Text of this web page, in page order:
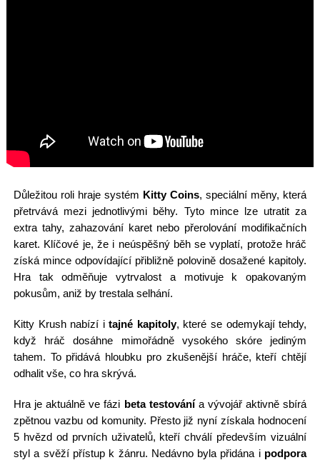
Důležitou roli hraje systém Kitty Coins, speciální měny, která
přetrvává mezi jednotlivými běhy. Tyto mince lze utratit za
extra tahy, zahazování karet nebo přerolování modifikačních
karet. Klíčové je, že i neúspěšný běh se vyplatí, protože hráč
získá mince odpovídající přibližně polovině dosažené kapitoly.
Hra tak odměňuje vytrvalost a motivuje k opakovaným
pokusům, aniž by trestala selhání.
Kitty Krush nabízí itajné kapitoly, které se odemykají tehdy,
když hráč dosáhne mimořádně vysokého skóre jediným
tahem. To přidává hloubku pro zkušenější hráče, kteří chtějí
odhalit vše, co hra skrývá.
Hra je aktuálně ve fázi beta testovánía vývojář aktivně sbírá
zpětnou vazbu od komunity. Přesto již nyní získala hodnocení
5 hvězd od prvních uživatelů, kteří chválí především vizuální
styl a svěží přístup k žánru. Nedávno byla přidána i podpora